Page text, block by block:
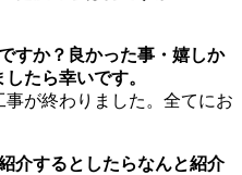
すか？良かった事・嬉しか
たら幸いです。
が終わりました。全てにお
介するとしたらなんと紹介